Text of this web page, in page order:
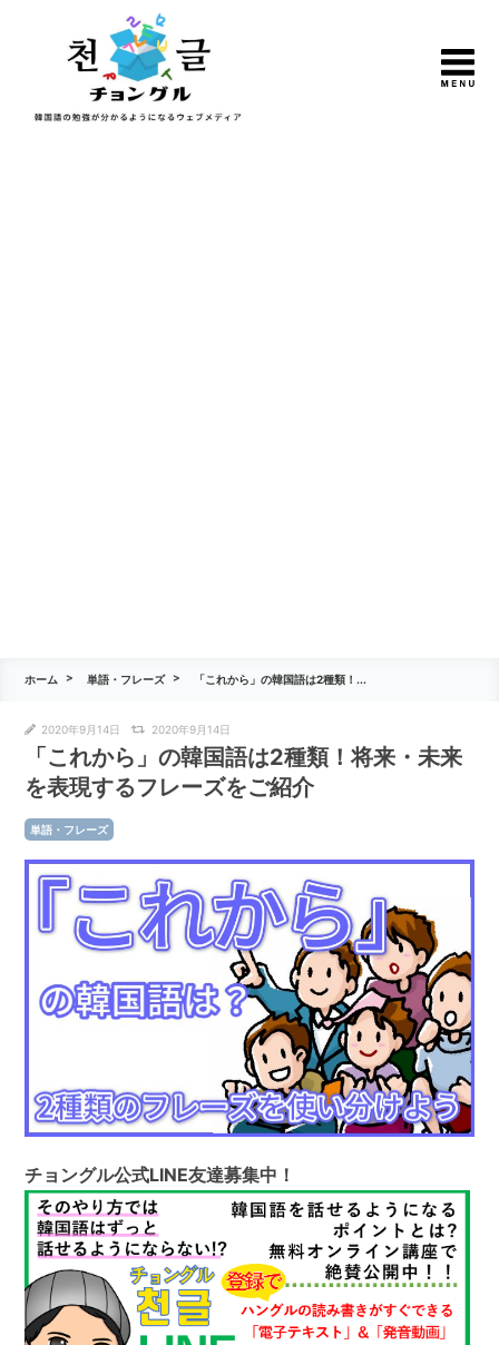
ホーム 単語・フレーズ 「これから」の韓国語は2種類！...
2020年9月14日 2020年9月14日
「これから」の韓国語は2種類！将来・未来
を表現するフレーズをご紹介
単語・フレーズ
チョングル公式LINE友達募集中！